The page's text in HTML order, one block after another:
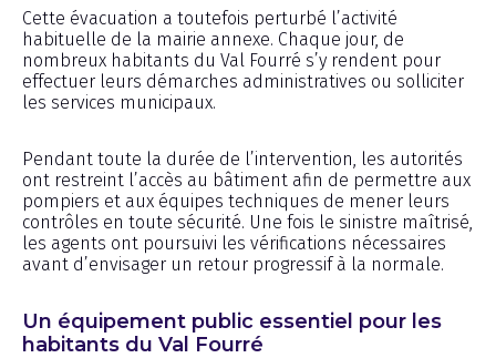
Cette évacuation a toutefois perturbé l’activité
habituelle de la mairie annexe. Chaque jour, de
nombreux habitants du Val Fourré s’y rendent pour
effectuer leurs démarches administratives ou solliciter
les services municipaux.
Pendant toute la durée de l’intervention, les autorités
ont restreint l’accès au bâtiment afin de permettre aux
pompiers et aux équipes techniques de mener leurs
contrôles en toute sécurité. Une fois le sinistre maîtrisé,
les agents ont poursuivi les vérifications nécessaires
avant d’envisager un retour progressif à la normale.
Un équipement public essentiel pour les
habitants du Val Fourré